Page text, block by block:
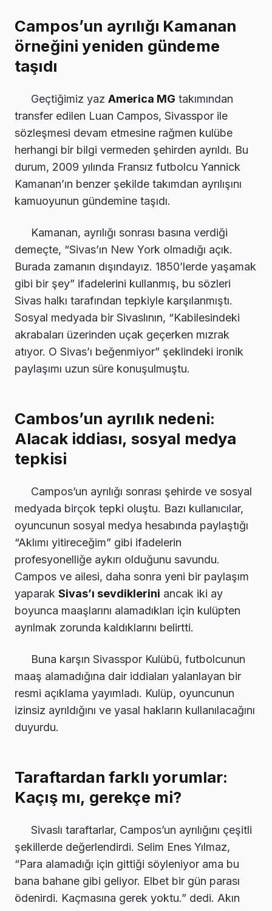
Campos’un ayrılığı Kamanan
örneğini yeniden gündeme
taşıdı
Geçtiğimiz yaz America MG takımından
transfer edilen Luan Campos, Sivasspor ile
sözleşmesi devam etmesine rağmen kulübe
herhangi bir bilgi vermeden şehirden ayrıldı. Bu
durum, 2009 yılında Fransız futbolcu Yannick
Kamanan’ın benzer şekilde takımdan ayrılışını
kamuoyunun gündemine taşıdı.
Kamanan, ayrılığı sonrası basına verdiği
demeçte, “Sivas’ın New York olmadığı açık.
Burada zamanın dışındayız. 1850’lerde yaşamak
gibi bir şey” ifadelerini kullanmış, bu sözleri
Sivas halkı tarafından tepkiyle karşılanmıştı.
Sosyal medyada bir Sivaslının, “Kabilesindeki
akrabaları üzerinden uçak geçerken mızrak
atıyor. O Sivas’ı beğenmiyor” şeklindeki ironik
paylaşımı uzun süre konuşulmuştu.
Cambos’un ayrılık nedeni:
Alacak iddiası, sosyal medya
tepkisi
Campos’un ayrılığı sonrası şehirde ve sosyal
medyada birçok tepki oluştu. Bazı kullanıcılar,
oyuncunun sosyal medya hesabında paylaştığı
“Aklımı yitireceğim” gibi ifadelerin
profesyonelliğe aykırı olduğunu savundu.
Campos ve ailesi, daha sonra yeni bir paylaşım
yaparak Sivas’ı sevdiklerini ancak iki ay
boyunca maaşlarını alamadıkları için kulüpten
ayrılmak zorunda kaldıklarını belirtti.
Buna karşın Sivasspor Kulübü, futbolcunun
maaş alamadığına dair iddiaları yalanlayan bir
resmi açıklama yayımladı. Kulüp, oyuncunun
izinsiz ayrıldığını ve yasal hakların kullanılacağını
duyurdu.
Taraftardan farklı yorumlar:
Kaçış mı, gerekçe mi?
Sivaslı taraftarlar, Campos’un ayrılığını çeşitli
şekillerde değerlendirdi. Selim Enes Yılmaz,
“Para alamadığı için gittiği söyleniyor ama bu
bana bahane gibi geliyor. Elbet bir gün parası
ödenirdi. Kaçmasına gerek yoktu.” dedi. Akın